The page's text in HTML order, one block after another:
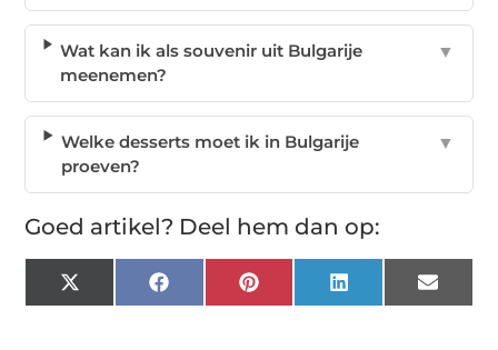
Wat kan ik als souvenir uit Bulgarije
meenemen?
▼
Welke desserts moet ik in Bulgarije
proeven?
▼
Goed artikel? Deel hem dan op:
X
(Twitter)
FacebookPinterest LinkedIn Email